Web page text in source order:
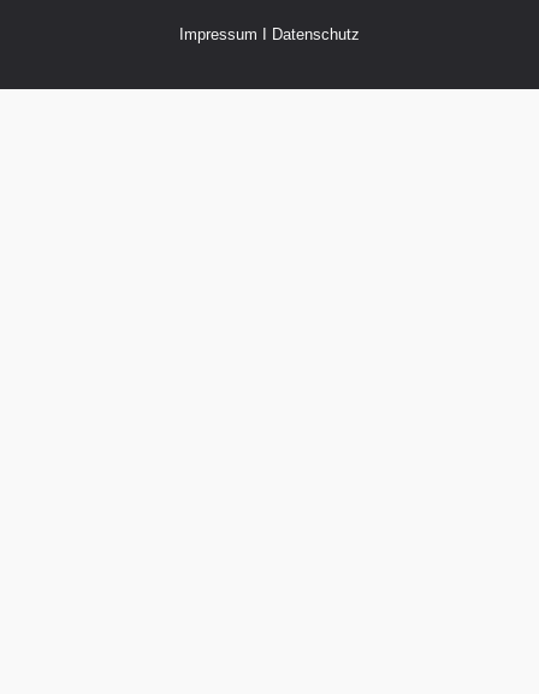
Impressum Datenschutz